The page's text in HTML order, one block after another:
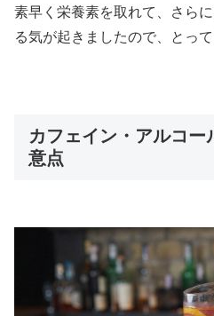
素早く栄養素を取れて、さら
る気が起きましたので、とって
カフェイン・アルコー
意点